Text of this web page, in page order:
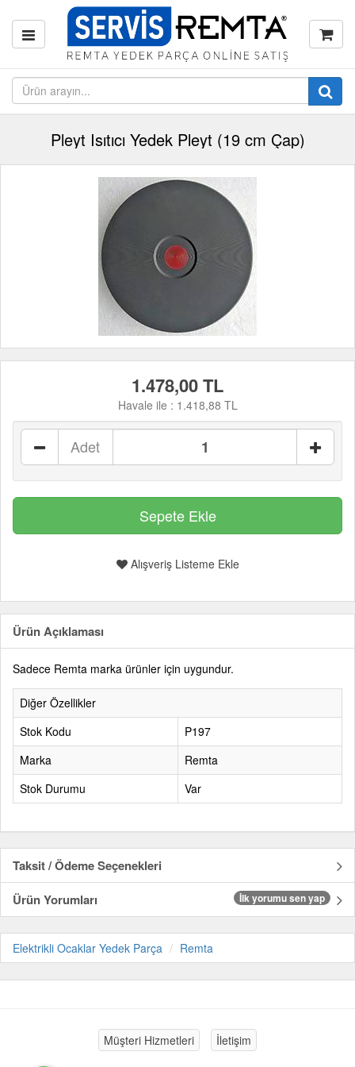
Pleyt Isıtıcı Yedek Pleyt (19 cm Çap)
1.478,00 TL
Havale ile : 1.418,88 TL
Adet
Alışveriş Listeme Ekle
Ürün Açıklaması
Sadece Remta marka ürünler için uygundur.
Diğer Özellikler
Stok Kodu
P197
Marka
Remta
Stok Durumu
Var
Taksit / Ödeme Seçenekleri
Ürün Yorumları
İlk yorumu sen yap
Elektrikli Ocaklar Yedek Parça Remta
Müşteri Hizmetleri İletişim